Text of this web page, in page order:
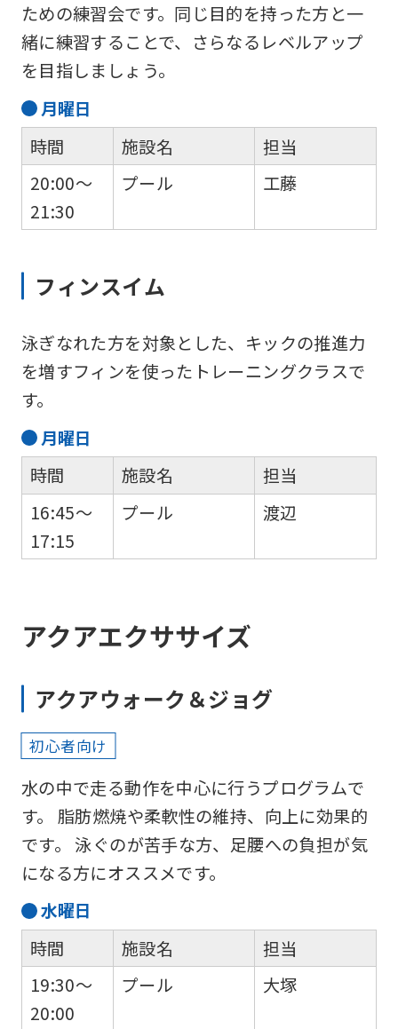
ための練習会です。同じ目的を持った方と一
緒に練習することで、さらなるレベルアップ
を目指しましょう。
月曜日
時間
20:00～
21:30
施設名
プール
担当
工藤
フィンスイム
泳ぎなれた方を対象とした、キックの推進力
を増すフィンを使ったトレーニングクラスで
す。
月曜日
時間
16:45～
17:15
施設名
プール
担当
渡辺
アクアエクササイズ
アクアウォーク＆ジョグ
初心者向け
水の中で走る動作を中心に行うプログラムで
す。 脂肪燃焼や柔軟性の維持、向上に効果的
です。 泳ぐのが苦手な方、足腰への負担が気
になる方にオススメです。
水曜日
時間
19:30～
20:00
施設名
プール
担当
大塚
For
foreigners
Sports
automatically
into
English.
the
(start
automatic
translation)
to
to
the